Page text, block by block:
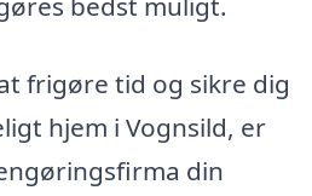
frigøre tid og sikre dig
hjem i Vognsild, er
din